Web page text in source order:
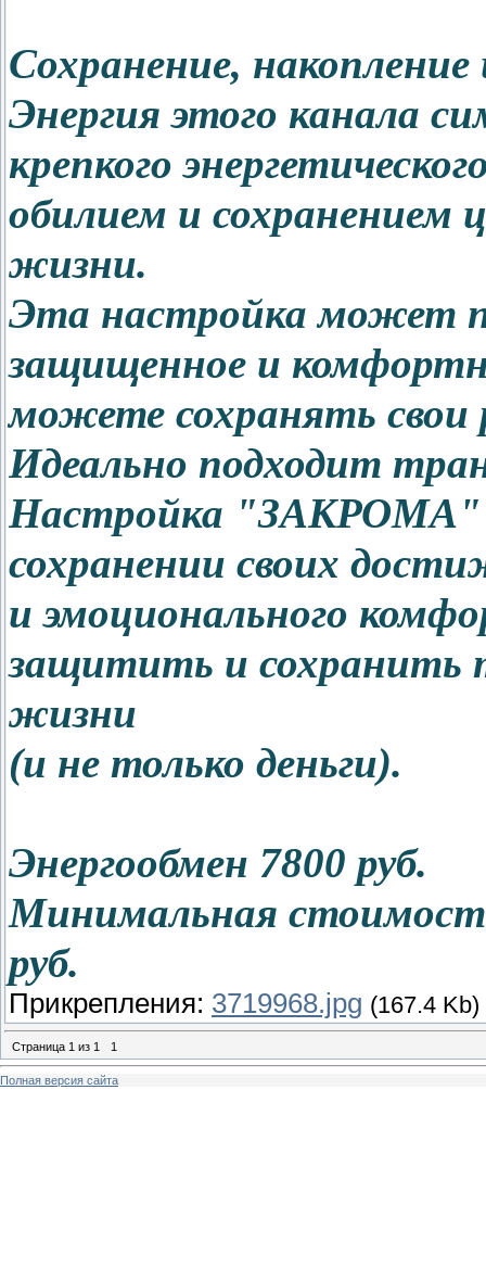
Сохранение, накопление
Энергия этого канала
крепкого
обилием и сохранением
жизни.
Эта настройка может
защищенное и
можете сохранять свои
Идеально подходит
Настройка "ЗАКРОМА"
сохранении своих
и эмоционального
защитить и сохранить
жизни
(и не только деньги).
Энергообмен 7800 руб.
Минимальная
руб.
Прикрепления: 3719968.jpg (167.4 Kb)
Страница 1 из 1 1
Полная версия сайта